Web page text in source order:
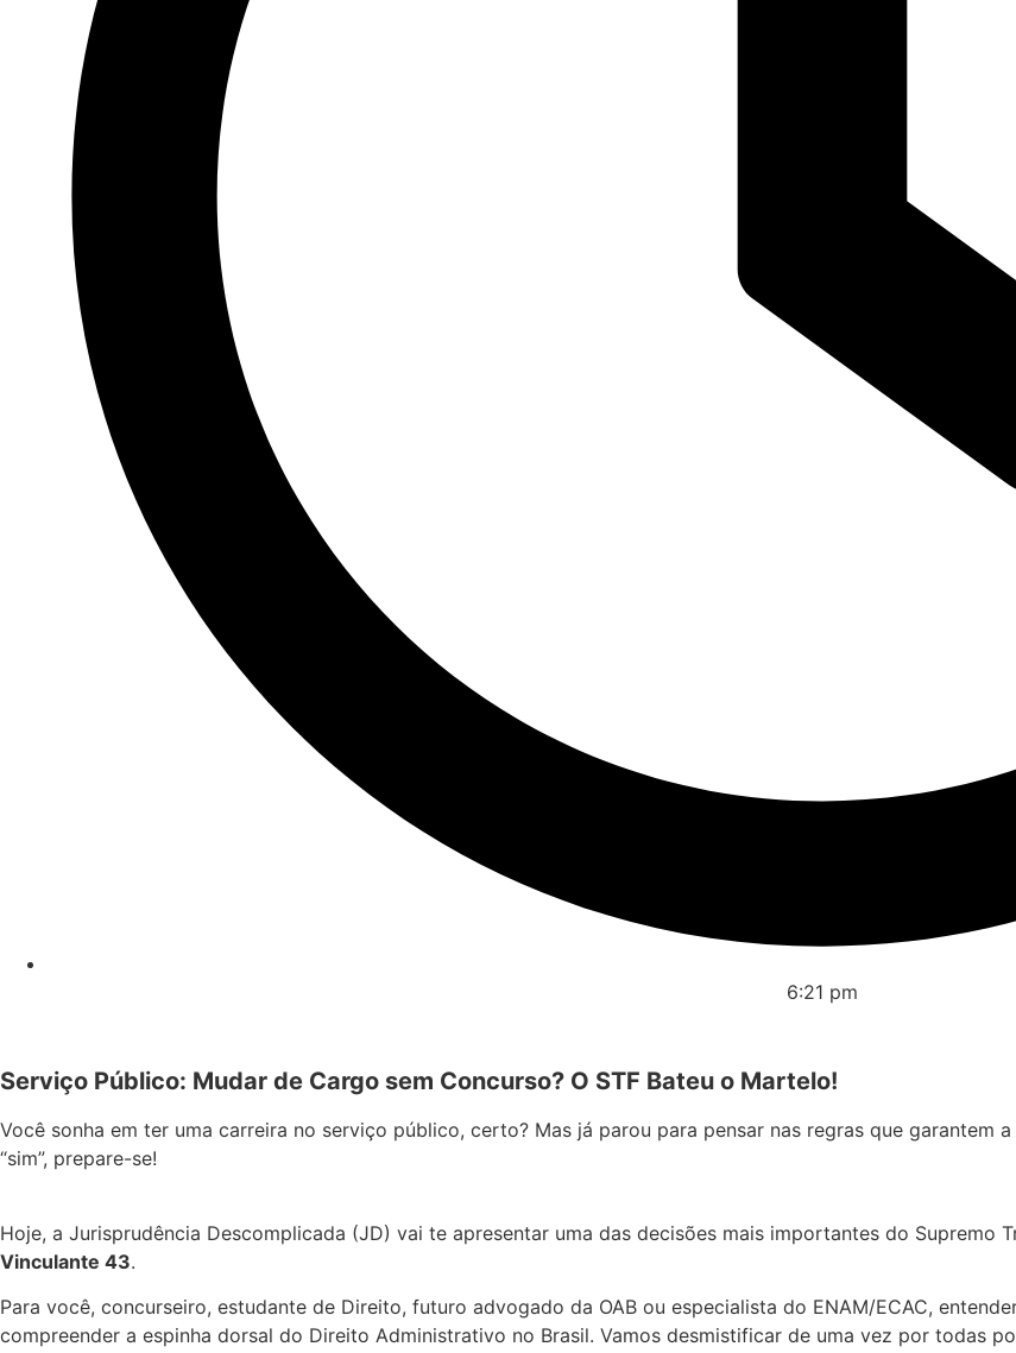
6:21 pm
Serviço Público: Mudar de Cargo sem Concurso? O STF Bateu o Martelo!
Você sonha em ter uma carreira no serviço público, certo? Mas já parou para pensar nas regras que garantem
“sim”, prepare-se!
Hoje, a Jurisprudência Descomplicada (JD) vai te apresentar uma das decisões mais importantes do Supremo
Vinculante 43.
Para você, concurseiro, estudante de Direito, futuro advogado da OAB ou especialista do ENAM/ECAC,
compreender a espinha dorsal do Direito Administrativo no Brasil. Vamos desmistificar de uma vez por todas